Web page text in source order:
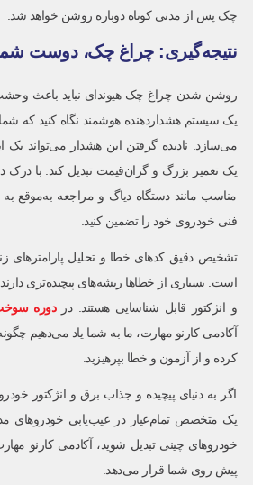
چک پس از مدتی کوتاه دوباره روشن خواهد شد.
نتیجه‌گیری: چراغ چک، دوست
روشن شدن چراغ چک هیوندای نباید باعث
یک سیستم هشداردهنده هوشمند نگاه کنید که
می‌سازد. نادیده گرفتن این هشدار می‌تواند یک
یک تعمیر بزرگ و گران‌قیمت تبدیل کند. با درک
مناسب مانند دستگاه دیاگ و مراجعه به‌موقع
فنی خودروی خود را تضمین کنید.
تشخیص دقیق کدهای خطا و تحلیل پارامترهای
است. بسیاری از خطاها ریشه‌های پیچیده‌تری
و انژکتور قابل شناسایی هستند. دردوره
آکادمی کارنو مهارت، ما به شما یاد می‌دهیم
کرده و از آزمون و خطا بپرهیزید.
اگر به دنیای پیچیده و جذاب برق و انژکتور
یک متخصص تمام‌عیار در عیب‌یابی خودروهای
خودروهای چینی تبدیل شوید، آکادمی کارنو
پیش روی شما قرار می‌دهد.